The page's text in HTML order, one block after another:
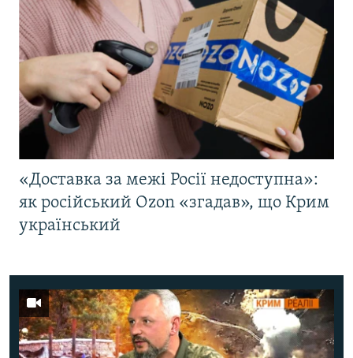
«Доставка за межі Росії недоступна»:
як російський Ozon «згадав», що Крим
український